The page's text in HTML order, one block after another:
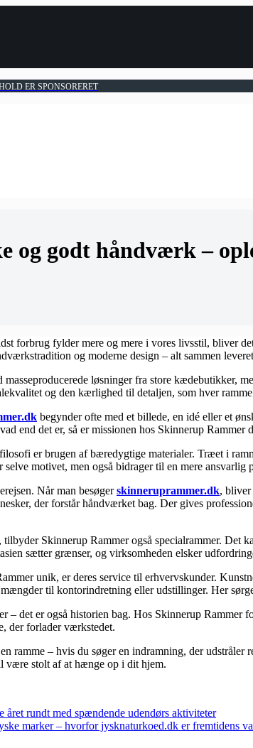
ER SPONSORERET
og godt håndværk –
forbrug fylder mere og mere i vores livsstil, bliver
og moderne design – alt sammen
masseproducerede løsninger fra store kædebutikker,
og den kærlighed til detaljen, som hver
begynder ofte med et billede, en idé eller et
end det er, så er missionen hos Skinnerup
er brugen af bæredygtige materialer. Træet i
motivet, men også bidrager til en mere
Når man besøger​skinneruprammer.dk, bliver
der forstår håndværket bag. Der gives
Skinnerup Rammer også specialrammer.
sætter grænser, og virksomheden elsker
unik, er deres service til erhvervskunder.
til kontorindretning eller udstillinger. Her
det er også historien bag. Hos Skinnerup Rammer
der forlader værkstedet.
ramme – hvis du søger en indramning, der
være stolt af at hænge op i dit hjem.
året rundt med spændende udendørs aktiviteter
marker – hvorfor jysknaturkoed.dk er fremtidens